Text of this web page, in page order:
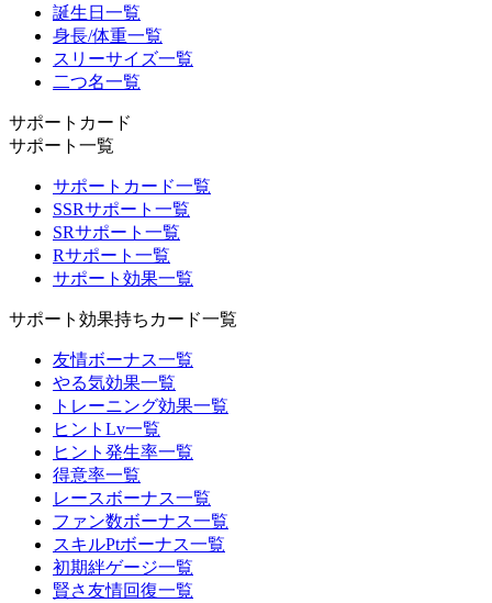
誕生日一覧
身長/体重一覧
スリーサイズ一覧
二つ名一覧
サポートカード
サポート一覧
サポートカード一覧
SSRサポート一覧
SRサポート一覧
Rサポート一覧
サポート効果一覧
サポート効果持ちカード一覧
友情ボーナス一覧
やる気効果一覧
トレーニング効果一覧
ヒントLv一覧
ヒント発生率一覧
得意率一覧
レースボーナス一覧
ファン数ボーナス一覧
スキルPtボーナス一覧
初期絆ゲージ一覧
賢さ友情回復一覧